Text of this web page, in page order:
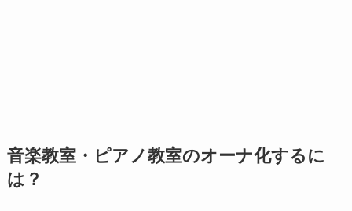
音楽教室・ピアノ教室のオーナ化するに
は？